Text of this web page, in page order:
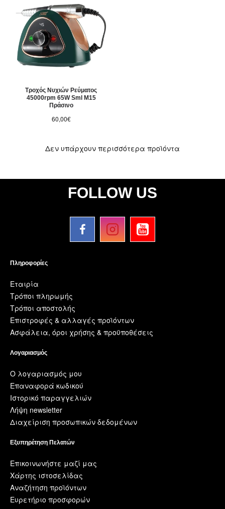
Τροχός Νυχιών Ρεύματος
45000rpm 65W Sml M15
Πράσινο
60,00€
Δεν υπάρχουν περισσότερα προϊόντα
FOLLOW US
Πληροφορίες
Εταιρία
Τρόποι πληρωμής
Τρόποι αποστολής
Επιστροφές & αλλαγές προϊόντων
Ασφάλεια, όροι χρήσης & προϋποθέσεις
Λογαριασμός
Ο λογαριασμός μου
Επαναφορά κωδικού
Ιστορικό παραγγελιών
Λήψη newsletter
Διαχείριση προσωπικών δεδομένων
Εξυπηρέτηση Πελατών
Επικοινωνήστε μαζί μας
Χάρτης ιστοσελίδας
Αναζήτηση προϊόντων
Ευρετήριο προσφορών